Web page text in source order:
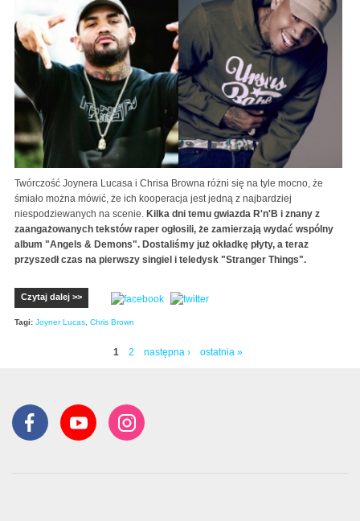
Twórczość Joynera Lucasa i Chrisa Browna różni się na tyle mocno, że
śmiało można mówić, że ich kooperacja jest jedną z najbardziej
niespodziewanych na scenie. Kilka dni temu gwiazda R'n'B i znany z
zaangażowanych tekstów raper ogłosili, że zamierzają wydać wspólny
album "Angels & Demons". Dostaliśmy już okładkę płyty, a teraz
przyszedł czas na pierwszy singiel i teledysk "Stranger Things".
Czytaj dalej >>
Tagi: Joyner Lucas, Chris Brown
1 2 następna › ostatnia »